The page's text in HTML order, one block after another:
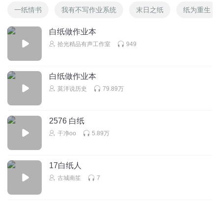
一纸情书 我有不写作业系统 末日之纸 纸为重生
白纸做作业本
拾光精品有声工作室 949
白纸做作业本
莫洋说历史 79.89万
2576 白纸
干净oo 5.89万
17白纸人
古城南笙 7